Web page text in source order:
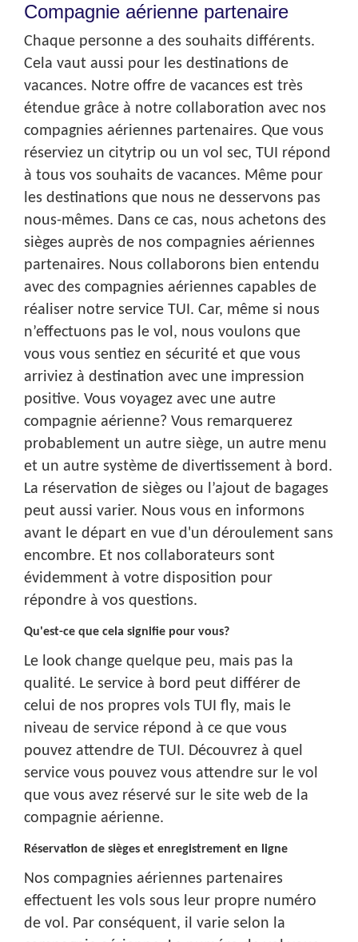
Compagnie aérienne partenaire
Chaque personne a des souhaits différents.
Cela vaut aussi pour les destinations de
vacances. Notre offre de vacances est très
étendue grâce à notre collaboration avec nos
compagnies aériennes partenaires. Que vous
réserviez un citytrip ou un vol sec, TUI répond
à tous vos souhaits de vacances. Même pour
les destinations que nous ne desservons pas
nous-mêmes. Dans ce cas, nous achetons des
sièges auprès de nos compagnies aériennes
partenaires. Nous collaborons bien entendu
avec des compagnies aériennes capables de
réaliser notre service TUI. Car, même si nous
n’effectuons pas le vol, nous voulons que
vous vous sentiez en sécurité et que vous
arriviez à destination avec une impression
positive. Vous voyagez avec une autre
compagnie aérienne? Vous remarquerez
probablement un autre siège, un autre menu
et un autre système de divertissement à bord.
La réservation de sièges ou l’ajout de bagages
peut aussi varier. Nous vous en informons
avant le départ en vue d'un déroulement sans
encombre. Et nos collaborateurs sont
évidemment à votre disposition pour
répondre à vos questions.
Qu'est-ce que cela signifie pour vous?
Le look change quelque peu, mais pas la
qualité. Le service à bord peut différer de
celui de nos propres vols TUI fly, mais le
niveau de service répond à ce que vous
pouvez attendre de TUI. Découvrez à quel
service vous pouvez vous attendre sur le vol
que vous avez réservé sur le site web de la
compagnie aérienne.
Réservation de sièges et enregistrement en ligne
Nos compagnies aériennes partenaires
effectuent les vols sous leur propre numéro
de vol. Par conséquent, il varie selon la